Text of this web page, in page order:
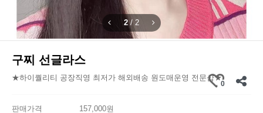
1/ 2
구찌 선글라스
★하이퀄리티 공장직영 최저가 해외배송 원도매운영 전문샵★
0
판매가격
157,000원